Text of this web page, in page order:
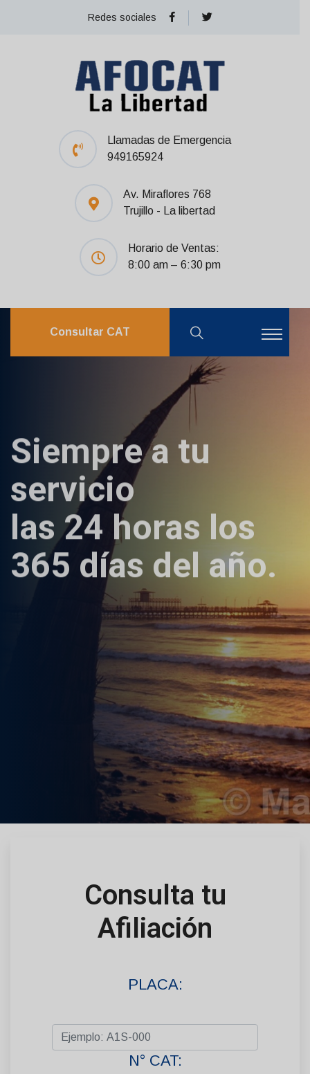
Redes sociales
Llamadas de Emergencia
949165924
Av. Miraflores 768
Trujillo - La libertad
Horario de Ventas:
8:00 am – 6:30 pm
Consultar CAT
Siempre a tu
servicio
las 24 horas los
365 días del año.
VENTAS: LUNES A VIERNES DE 8:00 AM – 6:30
PM / SABADOS 08:00 AM - 05:00 PM
SINIESTROS: LUNES A VIERNES DE 9:00 AM –
12:00 PM Y DE 4:00 PM A 6:00 PM
¿PREGUNTAS SOBRE AFOCAT?
Consulta tu
Afiliación
PLACA:
N° CAT: